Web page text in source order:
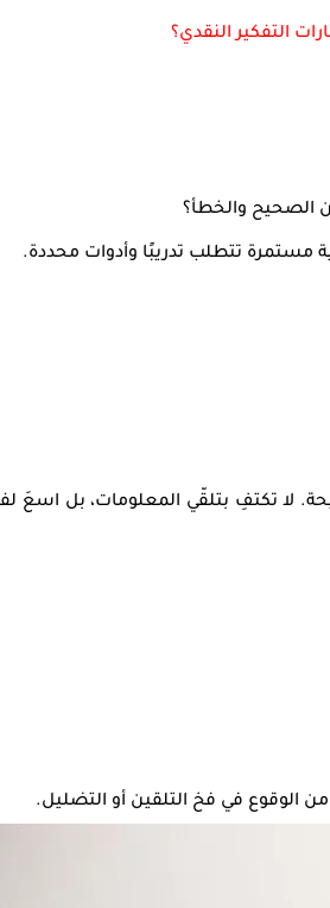
التفكير النقدي؟
الصحيح والخطأ؟
مستمرة تتطلب تدريبًا وأدوات محددة.
. لا تكتفِ بتلقّي المعلومات، بل اسعَ
الوقوع في فخ التلقين أو التضليل.